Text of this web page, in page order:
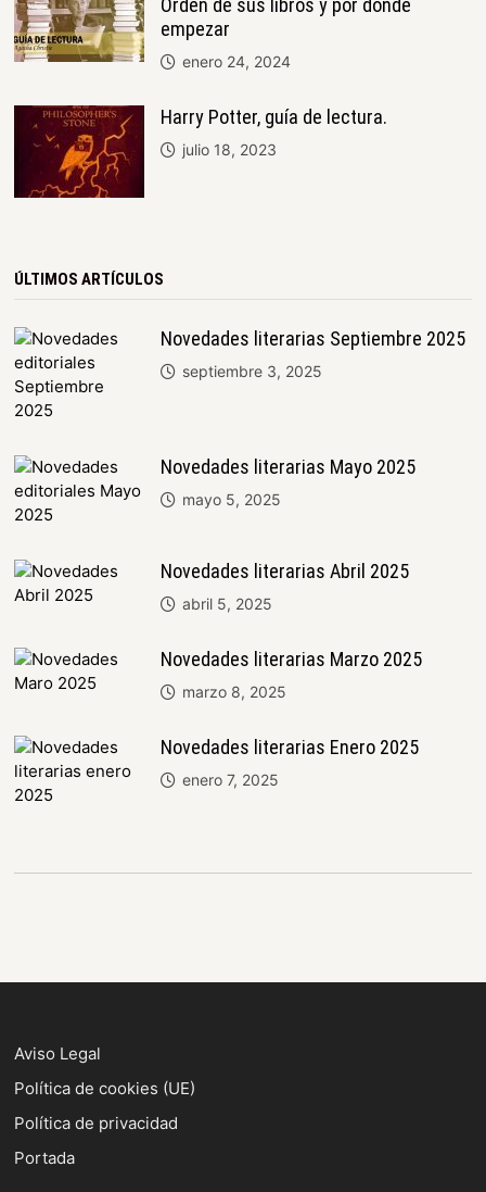
empezar
enero 24, 2024
Harry Potter, guía de lectura.
julio 18, 2023
ÚLTIMOS ARTÍCULOS
Novedades literarias Septiembre 2025
septiembre 3, 2025
Novedades literarias Mayo 2025
mayo 5, 2025
Novedades literarias Abril 2025
abril 5, 2025
Novedades literarias Marzo 2025
marzo 8, 2025
Novedades literarias Enero 2025
enero 7, 2025
Aviso Legal
Política de cookies (UE)
Política de privacidad
Portada